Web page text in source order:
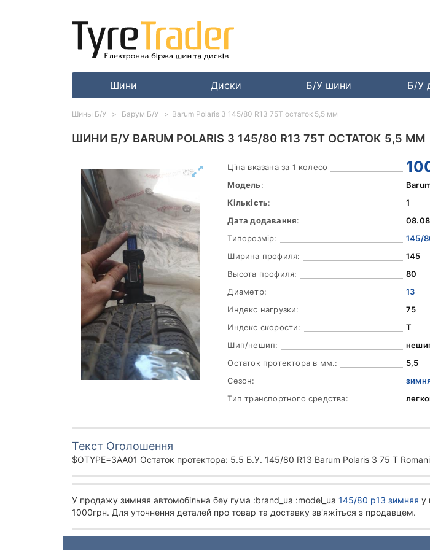
Шини Диски Б/У шини Б/У
ШИНИ Б/У BARUM POLARIS 3 145/80 R13 75T ОСТАТОК 5,5 ММ
Ціна вказана за 1 колесо
Модель:
Кількість:
1
Дата додавання:
Типорозмір:
145/
Ширина профиля:
145
Высота профиля:
80
Диаметр:
13
Индекс нагрузки:
75
Индекс скорости:
T
Шип/нешип:
Остаток протектора в мм.:
5,5
Сезон:
Тип транспортного средства:
Текст Оголошення
$OTYPE=3AA01 Остаток протектора: 5.5 Б.У. 145/80 R13 Barum Polaris 3 75 T
У продажу зимняя автомобільна беу гума :brand_ua :model_ua 145/80 р13 зимняя у
1000грн. Для уточнення деталей про товар та доставку зв'яжіться з продавцем.
Шины Б/У Барум Б/У Barum Polaris 3 145/80 R13 75T остаток 5,5 мм